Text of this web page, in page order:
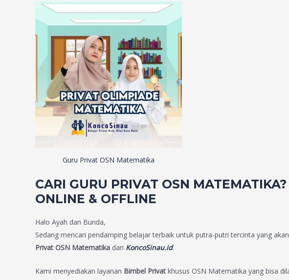
Guru Privat OSN Matematika
CARI GURU PRIVAT OSN
ONLINE & OFFLINE
Halo Ayah dan Bunda,
Sedang mencari pendamping belajar terbaik untuk putra-putri tercinta yang
Privat OSN Matematika dari KoncoSinau.id.
Kami menyediakan layanan Bimbel Privat khusus OSN Matematika yang bisa